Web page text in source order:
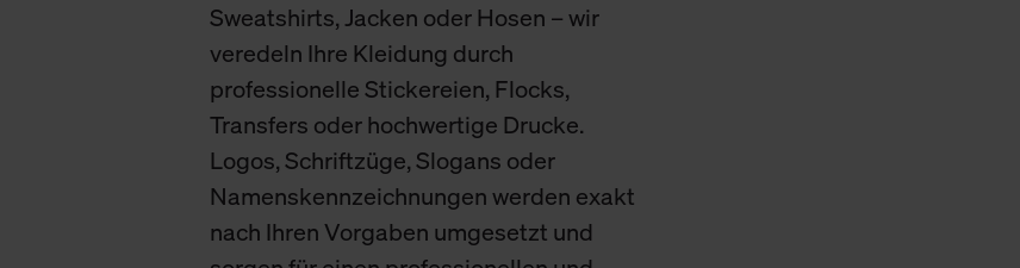
Sweatshirts, Jacken oder Hosen – wir
veredeln Ihre Kleidung durch
professionelle Stickereien, Flocks,
Transfers oder hochwertige Drucke.
Logos, Schriftzüge, Slogans oder
Namenskennzeichnungen werden exakt
nach Ihren Vorgaben umgesetzt und